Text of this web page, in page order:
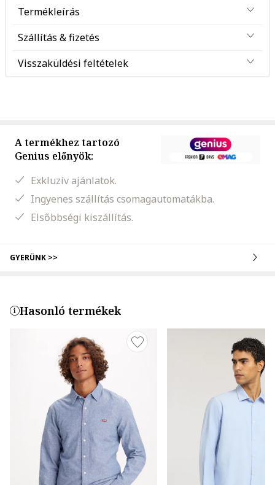
Termékleírás
Szállítás & fizetés
Visszaküldési feltételek
A termékhez tartozó
Genius előnyök:
Exkluzív ajánlatok.
Ingyenes szállítás csomagautomatákba.
Elsőbbségi kiszállítás.
GYERÜNK >>
Hasonló termékek